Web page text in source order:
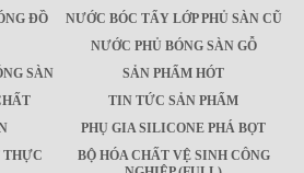
ĐỒ
NƯỚC BÓC TẨY LỚP PHỦ SÀN CŨ
NƯỚC PHỦ BÓNG SÀN GỖ
SÀN
SẢN PHẨM HÓT
TIN TỨC SẢN PHẨM
PHỤ GIA SILICONE PHÁ BỌT
THỰC
BỘ HÓA CHẤT VỆ SINH CÔNG